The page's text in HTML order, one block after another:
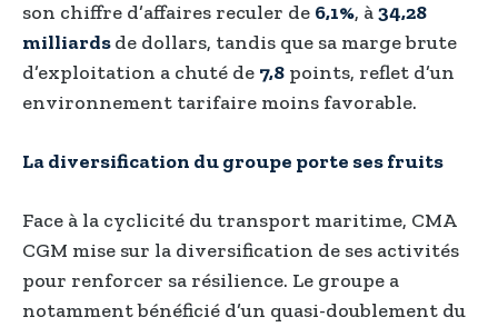
son chiffre d’affaires reculer de 6,1%, à34,28
milliardsde dollars, tandis que sa marge brute
d’exploitation a chuté de 7,8 points, reflet d’un
environnement tarifaire moins favorable.
La diversification du groupe porte ses fruits
Face à la cyclicité du transport maritime, CMA
CGM mise sur la diversification de ses activités
pour renforcer sa résilience. Le groupe a
notamment bénéficié d’un quasi-doublement du